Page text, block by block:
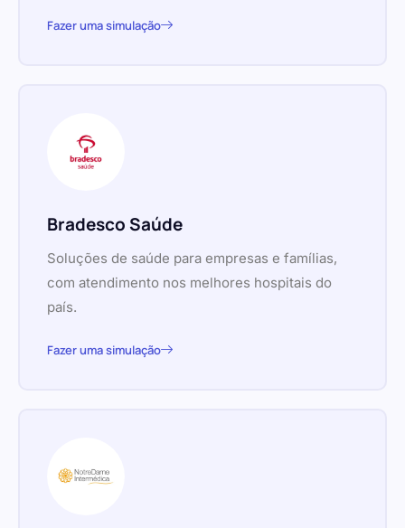
Fazer uma simulação
Bradesco Saúde
Soluções de saúde para empresas e famílias,
com atendimento nos melhores hospitais do
país.
Fazer uma simulação